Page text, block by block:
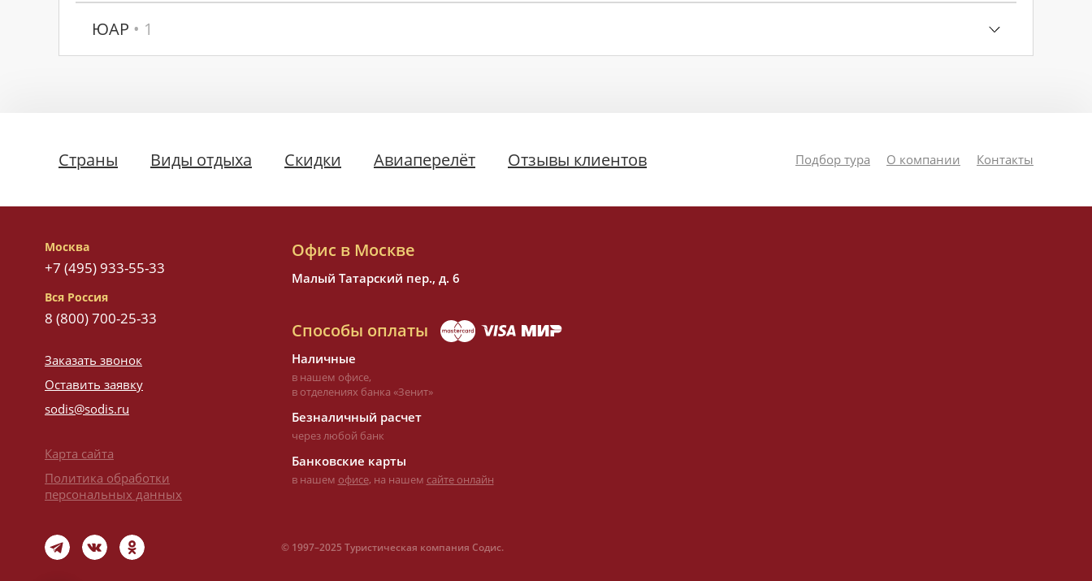
ЮАР • 1
Страны Виды отдыха Скидки Авиаперелёт Отзывы клиентов Подбор тура О компании Контакты
Москва
+7 (495) 933-55-33
Вся Россия
8 (800) 700-25-33
Заказать звонок
Оставить заявку
sodis@sodis.ru
Карта сайта
Политика обработки
персональных данных
Офис в Москве
Малый Татарский пер., д. 6
Способы оплаты
Наличные
в нашем офисе,
в отделениях банка «Зенит»
Безналичный расчет
через любой банк
Банковские карты
в нашем офисе, на нашем сайте онлайн
© 1997–2025 Туристическая компания Содис.